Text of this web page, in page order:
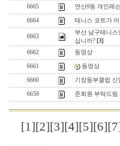
6665
연산9동 개인레
6664
테니스 코트가
6663
부산 남구테니
십니까? [3]
6662
동영상
6661
동영상
6660
기장동부클럽 신
6659
준회원 부탁드림
[1][2][3][4][5][6]